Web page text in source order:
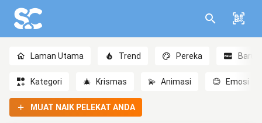
Laman Utama Trend Pereka Baru
Kategori 🎄 Krismas 💫 Animasi 😊 Emosi
MUAT NAIK PELEKAT ANDA